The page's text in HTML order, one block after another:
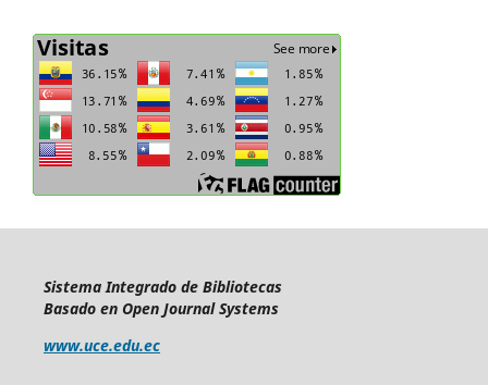
Sistema Integrado de Bibliotecas
Basado en Open Journal Systems
www.uce.edu.ec